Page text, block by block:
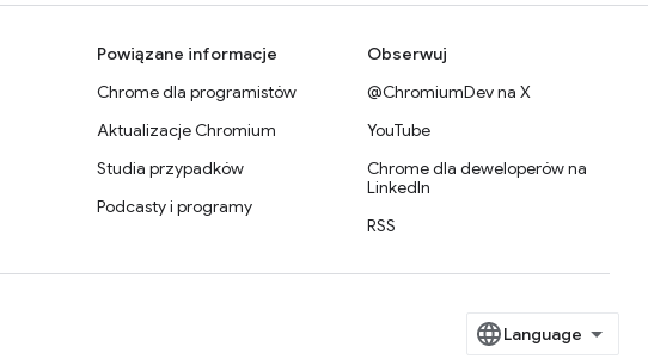
Powiązane informacje
Chrome dla programistów
Aktualizacje Chromium
Studia przypadków
Podcasty i programy
Obserwuj
@ChromiumDev na X
YouTube
Chrome dla deweloperów na
LinkedIn
RSS